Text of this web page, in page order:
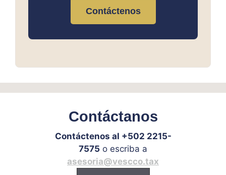
Contáctenos
Contáctanos
Contáctenos al +502 2215-
7575 o escriba a
asesoria@vescco.tax